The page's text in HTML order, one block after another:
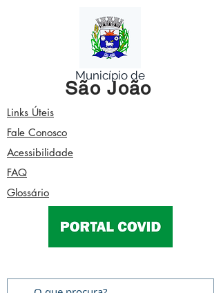
Município de
São João
Links Úteis
Fale Conosco
Acessibilidade
FAQ
Glossário